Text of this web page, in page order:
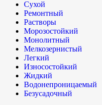
Сухой
Ремонтный
Растворы
Морозостойкий
Монолитный
Мелкозернистый
Легкий
Износостойкий
Жидкий
Водонепроницаемый
Безусадочный